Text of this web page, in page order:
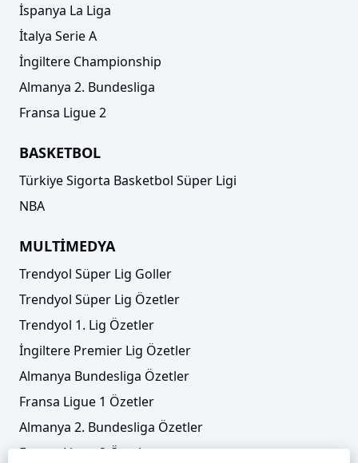
İspanya La Liga
İtalya Serie A
İngiltere Championship
Almanya 2. Bundesliga
Fransa Ligue 2
BASKETBOL
Türkiye Sigorta Basketbol Süper Ligi
NBA
MULTİMEDYA
Trendyol Süper Lig Goller
Trendyol Süper Lig Özetler
Trendyol 1. Lig Özetler
İngiltere Premier Lig Özetler
Almanya Bundesliga Özetler
Fransa Ligue 1 Özetler
Almanya 2. Bundesliga Özetler
Fransa Ligue 2 Özetler